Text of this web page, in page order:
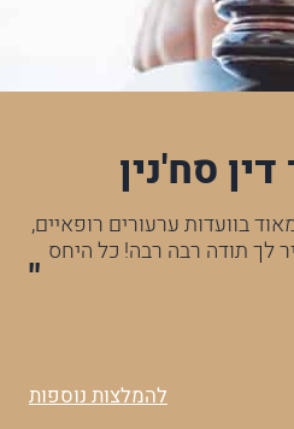
סח'נין
בוועדות ערעורים רופאיים,
לך תודה רבה רבה! כל היחס
להמלצות נוספות